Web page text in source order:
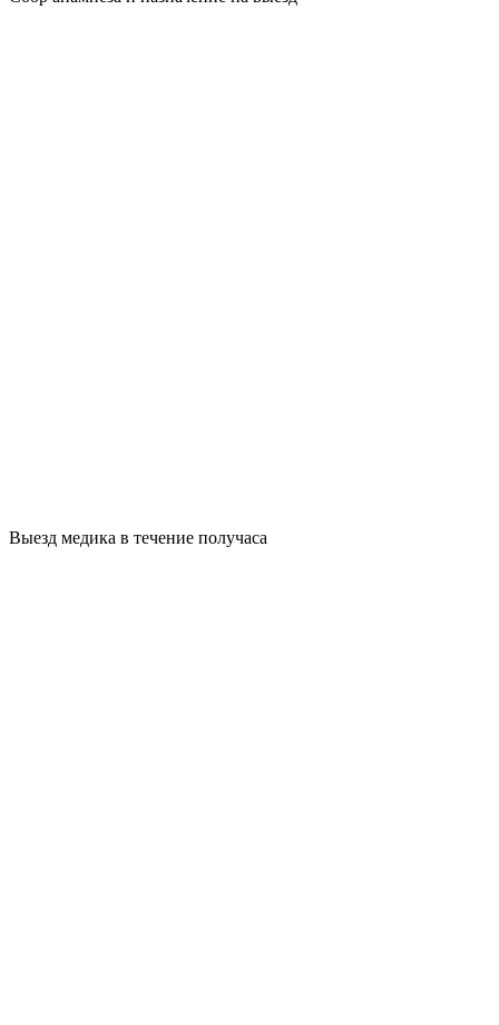
Выезд медика в течение получаса